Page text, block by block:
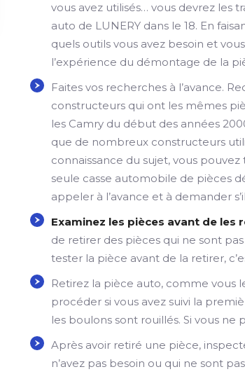
vous avez utilisés… vous devrez les
auto de LUNERY dans le 18. En
quels outils vous avez besoin et
l’expérience du démontage de la
Faites vos recherches à l’avance.
constructeurs qui ont les mêmes
les Camry du début des années
que de nombreux constructeurs
connaissance du sujet, vous
seule casse automobile de pièces
appeler à l’avance et à demander
Examinez les pièces avant de les
de retirer des pièces qui ne sont
tester la pièce avant de la retirer,
Retirez la pièce auto, comme vous
procéder si vous avez suivi la
les boulons sont rouillés. Si vous
Après avoir retiré une pièce,
n’avez pas besoin ou qui ne sont